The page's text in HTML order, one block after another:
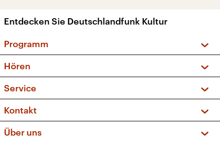
Entdecken Sie Deutschlandfunk Kultur
Programm
Sendungen und Podcasts
Musikliste
Kakadu – Das Kinderprogramm
Hören
Frequenzen (UKW + DAB+)
Service
FAQ
Apps
Newsletter
Kontakt
Über uns